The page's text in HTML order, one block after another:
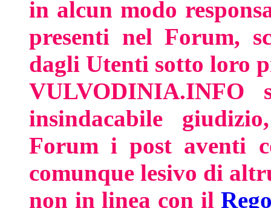
in alcun modo
presenti nel Forum,
dagli Utenti sotto loro
insindacabile
Forum i post aventi
comunque lesivo di
non in linea con il